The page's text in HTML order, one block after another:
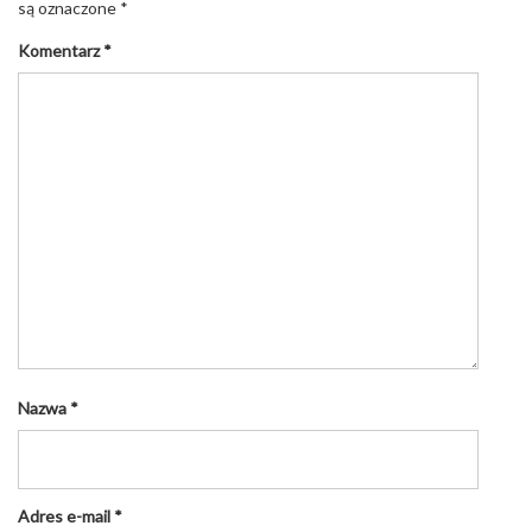
są oznaczone *
Komentarz*
Nazwa *
Adres e-mail *